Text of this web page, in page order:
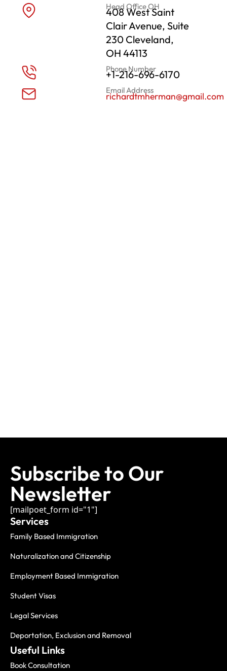
Head Office OH
408 West Saint
Clair Avenue, Suite
230 Cleveland,
OH 44113
Phone Number
+1-216-696-6170
Email Address
richardtmherman@gmail.com
Subscribe to Our
Newsletter
[mailpoet_form id="1"]
Services
Family Based Immigration
Naturalization and Citizenship
Employment Based Immigration
Student Visas
Legal Services
Deportation, Exclusion and Removal
Useful Links
Book Consultation